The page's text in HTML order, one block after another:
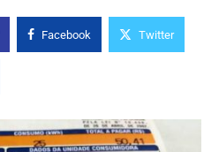
Facebook Twitter